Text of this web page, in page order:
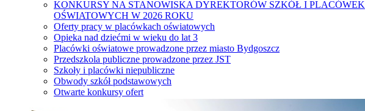
KONKURSY NA STANOWISKA DYREKTORÓW SZKÓŁ I PLACÓWEK
OŚWIATOWYCH W 2026 ROKU
Oferty pracy w placówkach oświatowych
Opieka nad dziećmi w wieku do lat 3
Placówki oświatowe prowadzone przez miasto Bydgoszcz
Przedszkola publiczne prowadzone przez JST
Szkoły i placówki niepubliczne
Obwody szkół podstawowych
Otwarte konkursy ofert